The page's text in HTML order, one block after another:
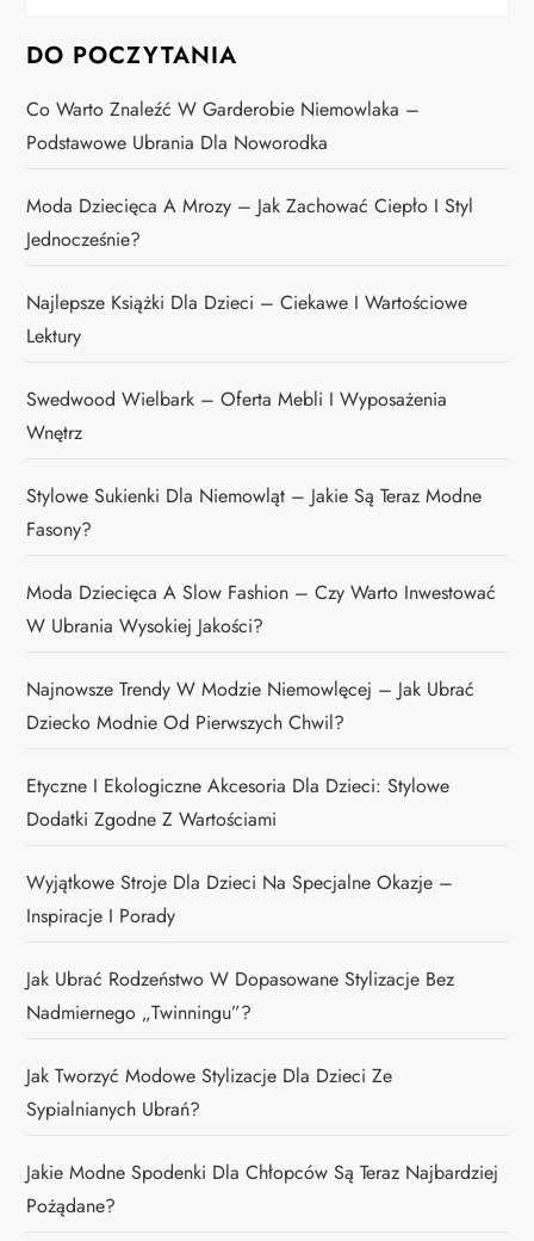
DO POCZYTANIA
Co Warto Znaleźć W Garderobie Niemowlaka –
Podstawowe Ubrania Dla Noworodka
Moda Dziecięca A Mrozy – Jak Zachować Ciepło I Styl
Jednocześnie?
Najlepsze Książki Dla Dzieci – Ciekawe I Wartościowe
Lektury
Swedwood Wielbark – Oferta Mebli I Wyposażenia
Wnętrz
Stylowe Sukienki Dla Niemowląt – Jakie Są Teraz Modne
Fasony?
Moda Dziecięca A Slow Fashion – Czy Warto Inwestować
W Ubrania Wysokiej Jakości?
Najnowsze Trendy W Modzie Niemowlęcej – Jak Ubrać
Dziecko Modnie Od Pierwszych Chwil?
Etyczne I Ekologiczne Akcesoria Dla Dzieci: Stylowe
Dodatki Zgodne Z Wartościami
Wyjątkowe Stroje Dla Dzieci Na Specjalne Okazje –
Inspiracje I Porady
Jak Ubrać Rodzeństwo W Dopasowane Stylizacje Bez
Nadmiernego „twinningu”?
Jak Tworzyć Modowe Stylizacje Dla Dzieci Ze
Sypialnianych Ubrań?
Jakie Modne Spodenki Dla Chłopców Są Teraz Najbardziej
Pożądane?